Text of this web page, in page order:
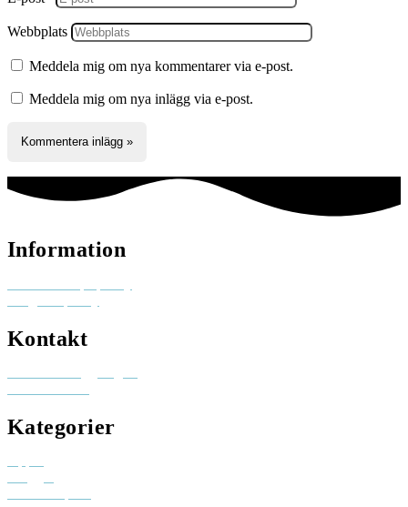
Webbplats
Meddela mig om nya kommentarer via e-post.
Meddela mig om nya inlägg via e-post.
Information
Kontakt
Kategorier